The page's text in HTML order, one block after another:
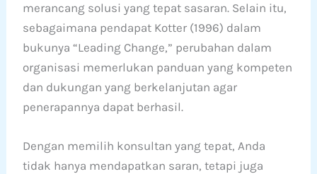
merancang solusi yang tepat sasaran. Selain itu,
sebagaimana pendapat Kotter (1996) dalam
bukunya “Leading Change,” perubahan dalam
organisasi memerlukan panduan yang kompeten
dan dukungan yang berkelanjutan agar
penerapannya dapat berhasil.
Dengan memilih konsultan yang tepat, Anda
tidak hanya mendapatkan saran, tetapi juga